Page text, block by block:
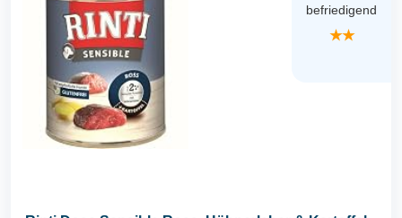
befriedigend
★★